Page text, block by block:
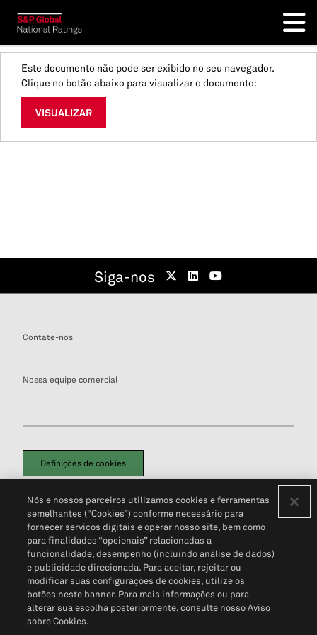
Este documento não pode ser exibido no seu navegador.
Clique no botão abaixo para visualizar o documento:
VISUALIZAR
Siga-nos
Contate-nos
Nossa equipe comercial
Definições de cookies
Política de PrivacidadePortal de privacidade do cliente (em inglês)
Não Venda Minhas Informações Pessoais© 2026 S&P Global
Nós e nossos parceiros utilizamos cookies e ferramentas
semelhantes (“Cookies”) conforme necessário para
fornecer serviços digitais e operar nosso site, bem como
para finalidades “opcionais” relacionadas a
funcionalidade, desempenho (incluindo análise de dados)
e publicidade direcionada. Para aceitar, rejeitar ou
modificar suas configurações de cookies, utilize os
botões neste banner. Para mais informações ou para
alterar sua escolha posteriormente, consulte nosso Aviso
sobre Cookies.